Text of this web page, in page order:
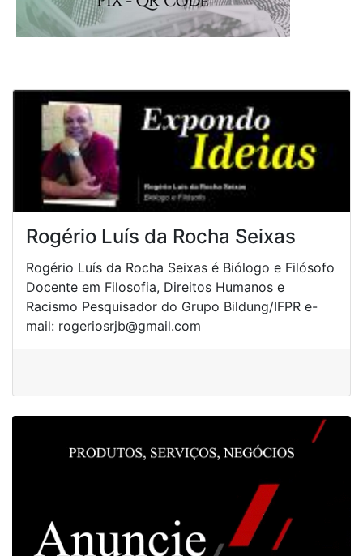
Rogério Luís da Rocha Seixas
Rogério Luís da Rocha Seixas é Biólogo e Filósofo
Docente em Filosofia, Direitos Humanos e
Racismo Pesquisador do Grupo Bildung/IFPR e-
mail: rogeriosrjb@gmail.com